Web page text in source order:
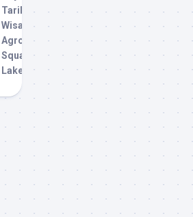
Tarik
Wisata
Agro
Squam
Lakes